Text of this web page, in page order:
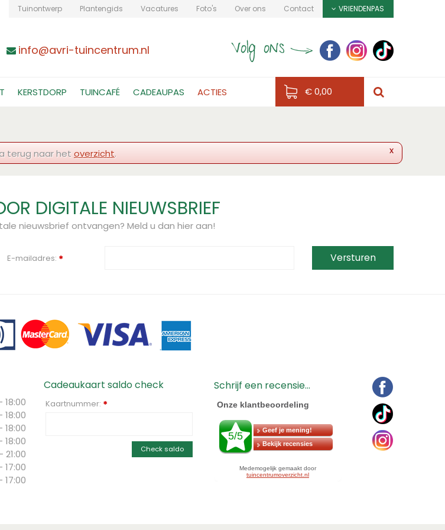
info@avri-tuincentrum.nl
Tuinontwerp Plantengids Vacatures Foto's Over ons Contact VRIENDENPAS
KERSTDORP TUINCAFÉ CADEAUPAS ACTIES € 0,00
x
terug naar hetoverzicht.
DIGITALE NIEUWSBRIEF
nieuwsbrief ontvangen? Meld u dan hier aan!
E-mailadres: *
18:00
18:00
18:00
18:00
21:00
17:00
17:00
Cadeaukaart saldo check
Kaartnummer: *
Check saldo
Schrijf een recensie...